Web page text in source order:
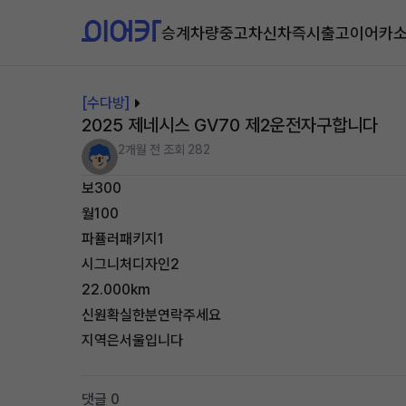
승계차량중고차신차즉시출고이어카
[수다방]
2025 제네시스 GV70 제2운전자구합니다
2개월 전 조회 282
보300
월100
파퓰러패키지1
시그니처디자인2
22.000km
신원확실한분연락주세요
지역은서울입니다
댓글 0